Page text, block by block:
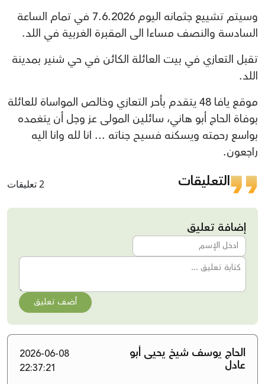
وسيتم تشييع جثمانه اليوم 7.6.2026 في تمام الساعة
السادسة والنصف مساءا الى المقبرة الغربية في اللد.
تقبل التعازي في بيت العائلة الكائن في حي شنير بمدينة
اللد.
موقع يافا 48 يتقدم بأحر التعازي وخالص المواساة للعائلة
بوفاة الحاج أبو هاني، سائلين المولى عز وجل أن يتغمده
بواسع رحمته ويسكنه فسيح جناته ... انا لله وانا اليه
راجعون.
التعليقات 2 تعليقات
إضافة تعليق
أضف تعليق
الحاج يوسف شيخ يحيى أبو
عادل
2026-06-08
22:37:21